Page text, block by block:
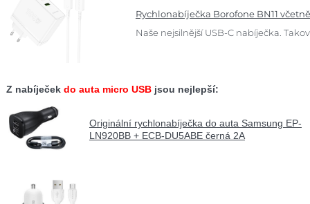
Rychlonabíječka Borofone BN11
Naše nejsilnější USB-C nabíječka.
Z nabíječek do auta micro USB jsou nejlepší:
Originální rychlonabíječka do auta Samsung EP-
LN920BB + ECB-DU5ABE černá 2A